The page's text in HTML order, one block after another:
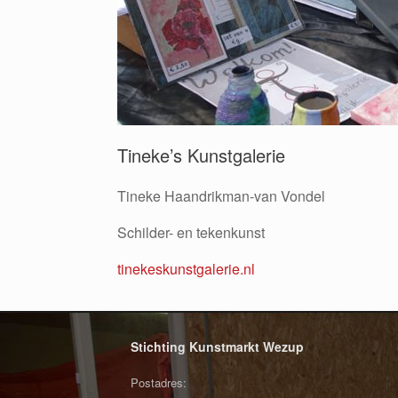
Tineke’s Kunstgalerie
Tineke Haandrikman-van Vondel
Schilder- en tekenkunst
tinekeskunstgalerie.nl
Stichting Kunstmarkt Wezup
Postadres: